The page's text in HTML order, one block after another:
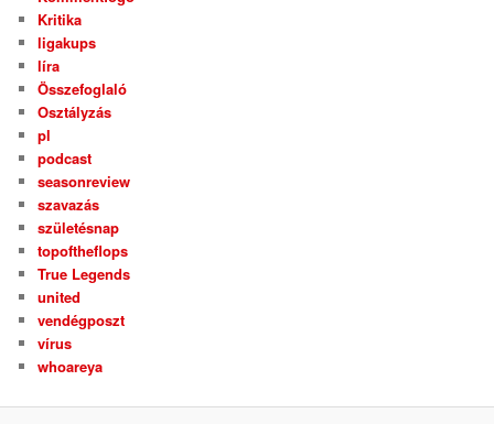
Kritika
ligakups
líra
Összefoglaló
Osztályzás
pl
podcast
seasonreview
szavazás
születésnap
topoftheflops
True Legends
united
vendégposzt
vírus
whoareya